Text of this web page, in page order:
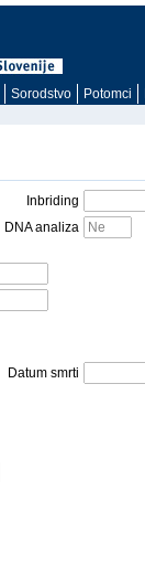
Sorodstvo Potomci
Inbriding
DNA analiza
Datum smrti